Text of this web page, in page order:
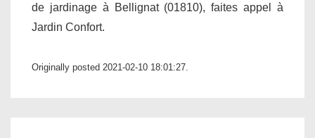
de jardinage à Bellignat (01810), faites appel à
Jardin Confort.
Originally posted 2021-02-10 18:01:27.